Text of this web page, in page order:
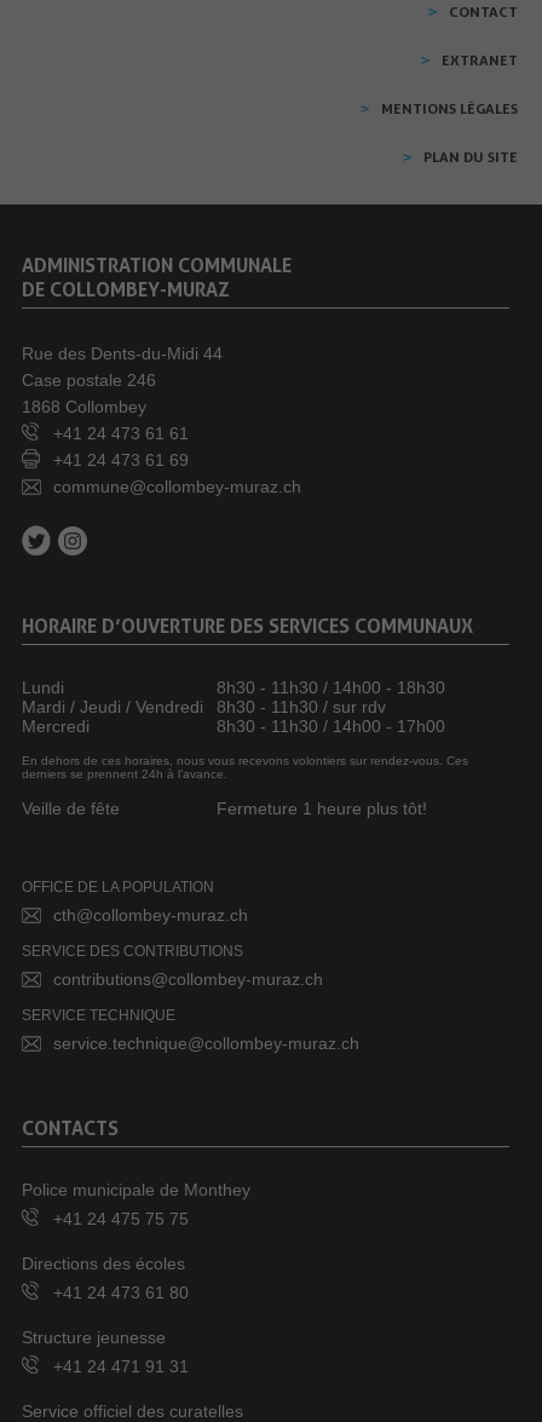
CONTACT
EXTRANET
MENTIONS LÉGALES
PLAN DU SITE
ADMINISTRATION COMMUNALE
DE COLLOMBEY-MURAZ
Rue des Dents-du-Midi 44
Case postale 246
1868 Collombey
+41 24 473 61 61
+41 24 473 61 69
commune@collombey-muraz.ch
HORAIRE D’OUVERTURE DES SERVICES COMMUNAUX
Lundi
8h30 - 11h30 / 14h00 - 18h30
Mardi / Jeudi / Vendredi
8h30 - 11h30 / sur rdv
Mercredi
8h30 - 11h30 / 14h00 - 17h00
En dehors de ces horaires, nous vous recevons volontiers sur rendez-vous. Ces
derniers se prennent 24h à l’avance.
Veille de fête Fermeture 1 heure plus tôt!
OFFICE DE LA POPULATION
cth@collombey-muraz.ch
SERVICE DES CONTRIBUTIONS
contributions@collombey-muraz.ch
SERVICE TECHNIQUE
service.technique@collombey-muraz.ch
CONTACTS
Police municipale de Monthey
+41 24 475 75 75
Directions des écoles
+41 24 473 61 80
Structure jeunesse
+41 24 471 91 31
Service officiel des curatelles